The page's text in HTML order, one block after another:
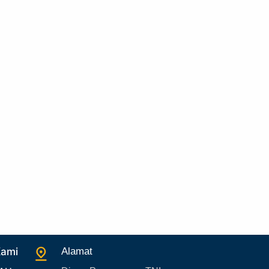
P. Buulolo
Alamat